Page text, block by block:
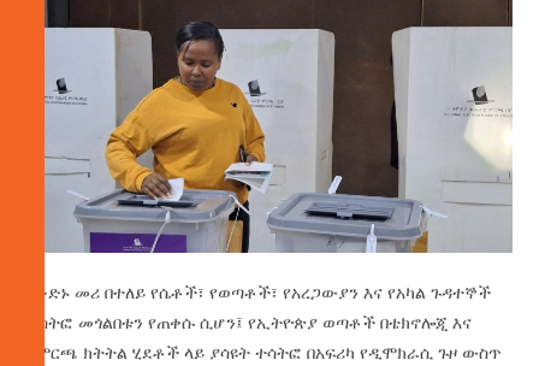
የቡድኑ መሪ በተለይ የሴቶች፣ የወጣቶች፣ የአረጋውያን እና የአካል ጉዳተኞች
ተሳትፎ መጎልበቱን የጠቀሱ ሲሆን፤ የኢትዮጵያ ወጣቶች በቴክኖሎጂ እና
በምርጫ ክትትል ሂደቶች ላይ ያሳዩት ተሳትፎ በአፍሪካ የዲሞክራሲ ጉዞ ውስጥ